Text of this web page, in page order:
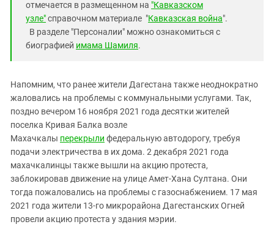
отмечается в размещенном на "Кавказском
узле"справочном материале "Кавказская война".
В разделе "Персоналии" можно ознакомиться с
биографией имама Шамиля.
Напомним, что ранее жители Дагестана также неоднократно
жаловались на проблемы с коммунальными услугами. Так,
поздно вечером 16 ноября 2021 года десятки жителей
поселка Кривая Балка возле
Махачкалы перекрыли федеральную автодорогу, требуя
подачи электричества в их дома. 2 декабря 2021 года
махачкалинцы также вышли на акцию протеста,
заблокировав движение на улице Амет-Хана Султана. Они
тогда пожаловались на проблемы с газоснабжением. 17 мая
2021 года жители 13-го микрорайона Дагестанских Огней
провели акцию протеста у здания мэрии.